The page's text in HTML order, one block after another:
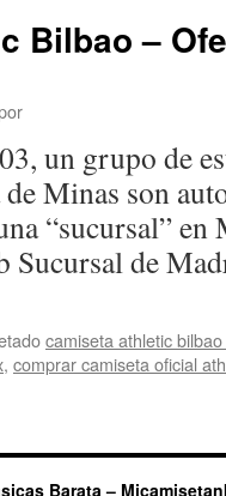
Bilbao –
un grupo de
Minas son
“sucursal” en
Sucursal de
camiseta athletic
, comprar camiseta oficial
Barata –